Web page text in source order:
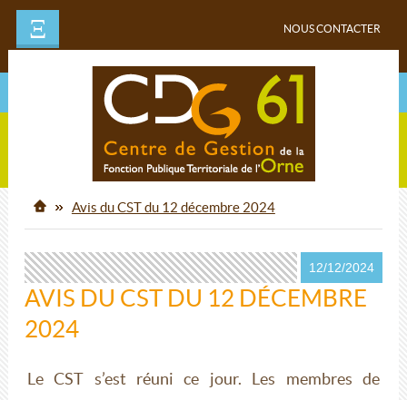
Ξ NOUS CONTACTER
Avis du CST du 12 décembre 2024
12/12/2024
AVIS DU CST DU 12 DÉCEMBRE
2024
Le CST s’est réuni ce jour. Les membres de